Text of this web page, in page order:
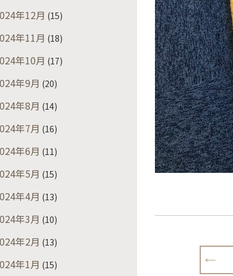
年12月 (15)
年11月 (18)
年10月 (17)
年9月 (20)
年8月 (14)
年7月 (16)
年6月 (11)
年5月 (15)
年4月 (13)
年3月 (10)
年2月 (13)
年1月 (15)